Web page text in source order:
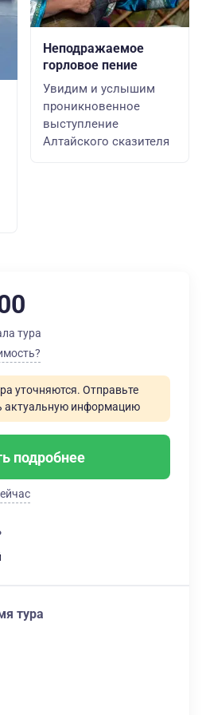
Неподражаемое
горловое пение
Увидим и услышим
проникновенное
выступление
Алтайского сказителя
тура
уточняются. Отправьте
актуальную информацию
подробнее
тура